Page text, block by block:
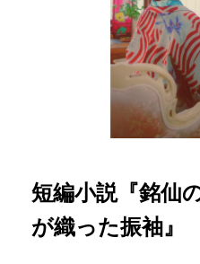
短編小説『銘仙
が織った振袖』